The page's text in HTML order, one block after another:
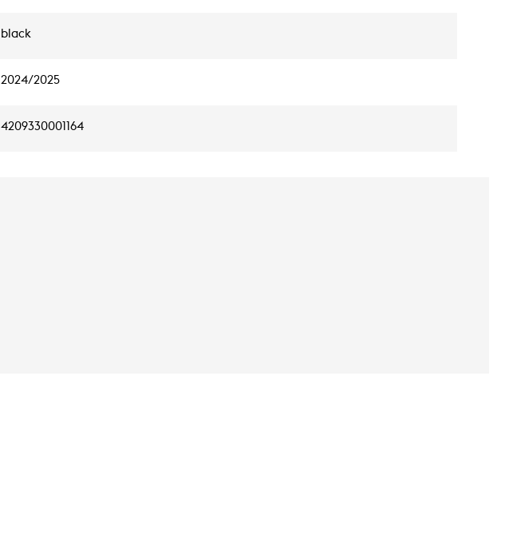
black
2024/2025
4209330001164